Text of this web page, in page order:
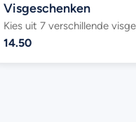
Visgeschenken
14.50